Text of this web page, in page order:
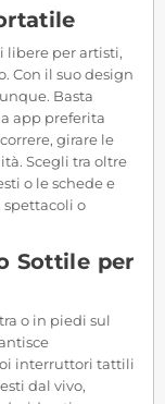
libere per artisti,
Con il suo design
Basta
app preferita
girare le
Scegli tra oltre
o le schede e
spettacoli o
Sottile per
o in piedi sul
interruttori tattili
dal vivo,